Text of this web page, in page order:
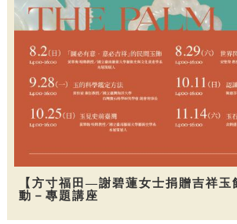
【方寸福田—謝碧蓮女士捐贈吉祥玉
動－專題講座